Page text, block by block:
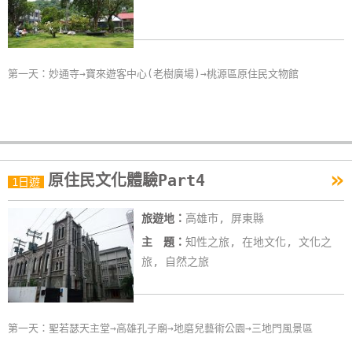
第一天：妙通寺→寶來遊客中心(老樹廣場)→桃源區原住民文物館
1日遊 原住民文化體驗Part4 »
旅遊地： 高雄市, 屏東縣
主 題： 知性之旅, 在地文化, 文化之
旅, 自然之旅
第一天：聖若瑟天主堂→高雄孔子廟→地磨兒藝術公園→三地門風景區